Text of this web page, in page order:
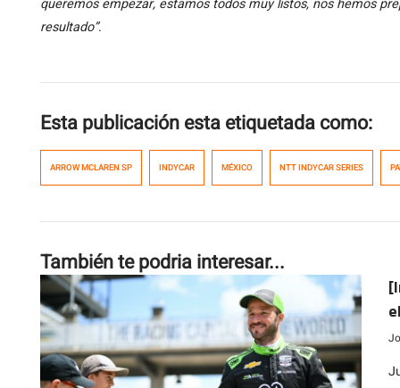
queremos empezar, estamos todos muy listos, nos hemos
resultado”.
Esta publicación esta etiquetada como:
ARROW MCLAREN SP INDYCAR MÉXICO NTT INDYCAR SERIES
También te podria interesar...